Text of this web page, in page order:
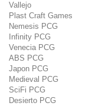
Vallejo
Plast Craft Games
Nemesis PCG
Infinity PCG
Venecia PCG
ABS PCG
Japon PCG
Medieval PCG
SciFi PCG
Desierto PCG